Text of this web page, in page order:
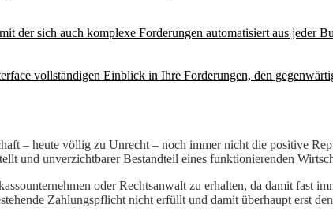
der sich auch komplexe Forderungen automatisiert aus jeder
vollständigen Einblick in Ihre Forderungen, den
– heute völlig zu Unrecht – noch immer nicht die positive
und unverzichtbarer Bestandteil eines funktionierenden
oder Rechtsanwalt zu erhalten, da damit
Zahlungspflicht nicht erfüllt und damit überhaupt erst